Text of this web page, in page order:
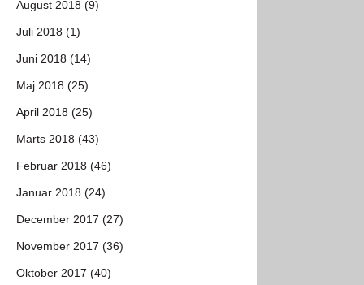
August 2018 (9)
Juli 2018 (1)
Juni 2018 (14)
Maj 2018 (25)
April 2018 (25)
Marts 2018 (43)
Februar 2018 (46)
Januar 2018 (24)
December 2017 (27)
November 2017 (36)
Oktober 2017 (40)